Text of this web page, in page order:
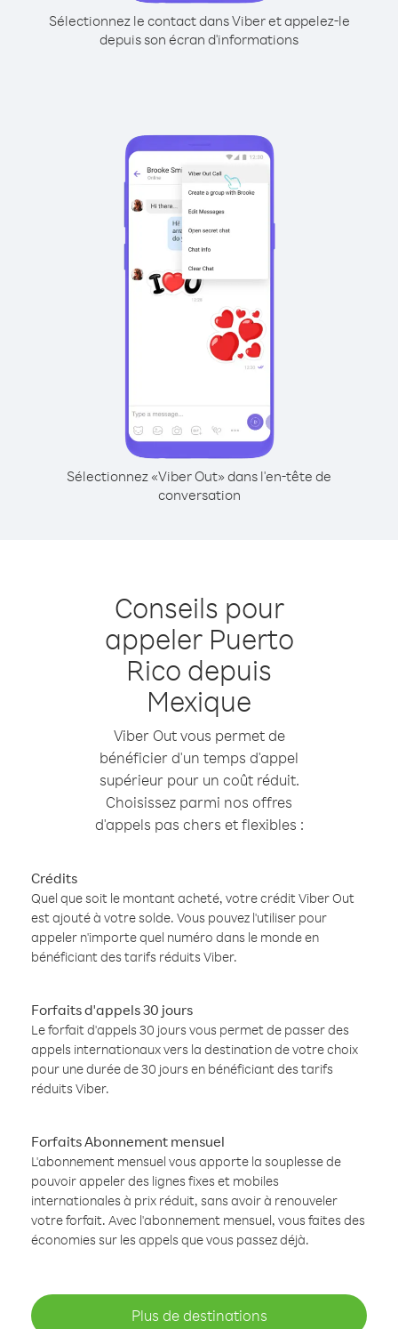
Sélectionnez le contact dans Viber et appelez-le
depuis son écran d'informations
Sélectionnez «Viber Out» dans l'en-tête de
conversation
Conseils pour
appeler Puerto
Rico depuis
Mexique
Viber Out vous permet de
bénéficier d'un temps d'appel
supérieur pour un coût réduit.
Choisissez parmi nos offres
d'appels pas chers et flexibles :
Crédits
Quel que soit le montant acheté, votre crédit Viber Out
est ajouté à votre solde. Vous pouvez l'utiliser pour
appeler n'importe quel numéro dans le monde en
bénéficiant des tarifs réduits Viber.
Forfaits d'appels 30 jours
Le forfait d'appels 30 jours vous permet de passer des
appels internationaux vers la destination de votre choix
pour une durée de 30 jours en bénéficiant des tarifs
réduits Viber.
Forfaits Abonnement mensuel
L'abonnement mensuel vous apporte la souplesse de
pouvoir appeler des lignes fixes et mobiles
internationales à prix réduit, sans avoir à renouveler
votre forfait. Avec l'abonnement mensuel, vous faites des
économies sur les appels que vous passez déjà.
Plus de destinations